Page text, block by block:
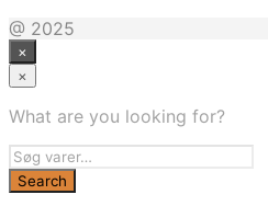
@ 2025
×
×
What are you looking for?